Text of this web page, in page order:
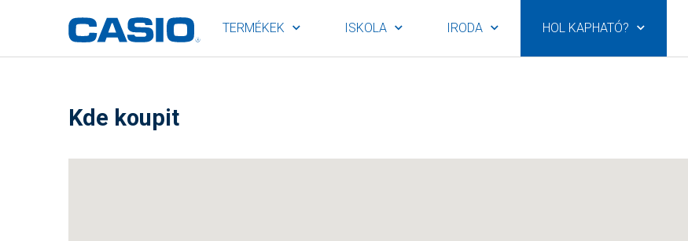
TERMÉKEK ISKOLA IRODA HOL KAPHATÓ?
Kde koupit